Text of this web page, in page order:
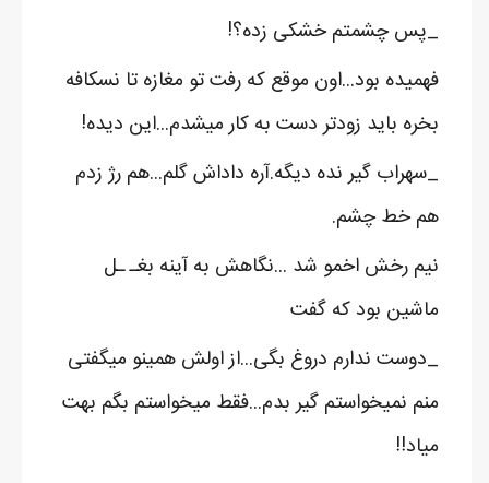
_پس چشمتم خشکی زده؟!
فهمیده بود...اون موقع که رفت تو مغازه تا نسکافه
بخره باید زودتر دست به کار میشدم...این دیده!
_سهراب گیر نده دیگه.آره داداش گلم...هم رژ زدم
هم خط چشم.
نیم رخش اخمو شد ...نگاهش به آینه بغـ ـل
ماشین بود که گفت
_دوست ندارم دروغ بگی...از اولش همینو میگفتی
منم نمیخواستم گیر بدم...فقط میخواستم بگم بهت
میاد!!